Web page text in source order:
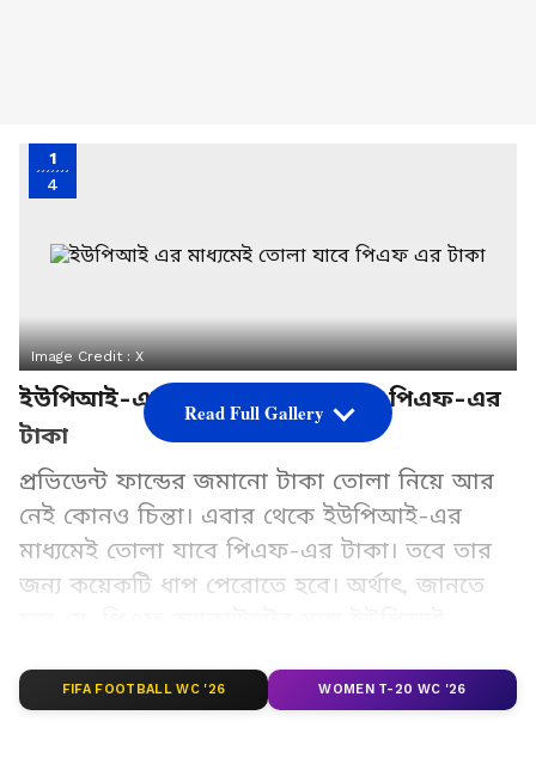
1
4
Image Credit :X
ইউপিআই-এর মাধ্যমেই তোলা যাবে পিএফ-এর
টাকা
প্রভিডেন্ট ফান্ডের জমানো টাকা তোলা নিয়ে আর
নেই কোনও চিন্তা। এবার থেকে ইউপিআই-এর
মাধ্যমেই তোলা যাবে পিএফ-এর টাকা। তবে তার
জন্য কয়েকটি ধাপ পেরোতে হবে। অর্থাৎ, জানতে
Read Full Gallery
FIFA FOOTBALL WC '26 WOMEN T-20 WC '26